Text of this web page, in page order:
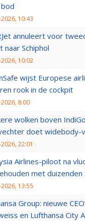
10:43
annuleert voor
naar Schiphol
10:02
wijst Europese
rook in de cockpit
8:00
wolken boven
doet widebody-
22:01
Airlines-piloot na
met duizenden
13:55
Group: nieuwe
en Lufthansa City